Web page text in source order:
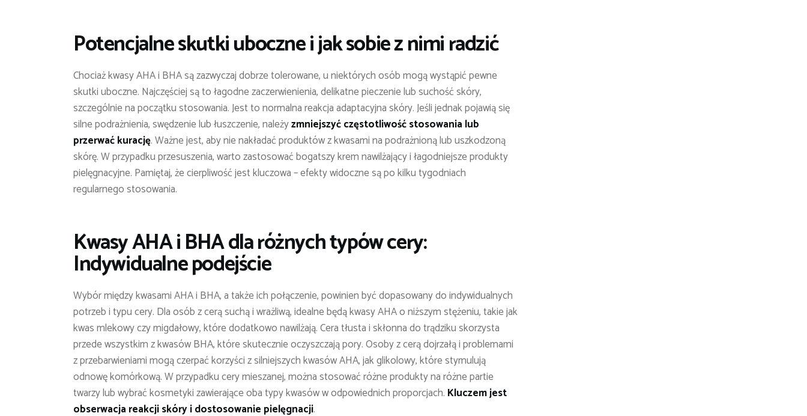
Potencjalne skutki uboczne i jak sobie z nimi radzić
Chociaż kwasy AHA i BHA są zazwyczaj dobrze tolerowane, u niektórych osób mogą wystąpić pewne
skutki uboczne. Najczęściej są to łagodne zaczerwienienia, delikatne pieczenie lub suchość skóry,
szczególnie na początku stosowania. Jest to normalna reakcja adaptacyjna skóry. Jeśli jednak pojawią się
silne podrażnienia, swędzenie lub łuszczenie, należyzmniejszyć częstotliwość stosowania lub
przerwać kurację. Ważne jest, aby nie nakładać produktów z kwasami na podrażnioną lub uszkodzoną
skórę. W przypadku przesuszenia, warto zastosować bogatszy krem nawilżający i łagodniejsze produkty
pielęgnacyjne. Pamiętaj, że cierpliwość jest kluczowa – efekty widoczne są po kilku tygodniach
regularnego stosowania.
Kwasy AHA i BHA dla różnych typów cery:
Indywidualne podejście
Wybór między kwasami AHA i BHA, a także ich połączenie, powinien być dopasowany do indywidualnych
potrzeb i typu cery. Dla osób z cerą suchą i wrażliwą, idealne będą kwasy AHA o niższym stężeniu, takie jak
kwas mlekowy czy migdałowy, które dodatkowo nawilżają. Cera tłusta i skłonna do trądziku skorzysta
przede wszystkim z kwasów BHA, które skutecznie oczyszczają pory. Osoby z cerą dojrzałą i problemami
z przebarwieniami mogą czerpać korzyści z silniejszych kwasów AHA, jak glikolowy, które stymulują
odnowę komórkową. W przypadku cery mieszanej, można stosować różne produkty na różne partie
twarzy lub wybrać kosmetyki zawierające oba typy kwasów w odpowiednich proporcjach. Kluczem jest
obserwacja reakcji skóry i dostosowanie pielęgnacji.